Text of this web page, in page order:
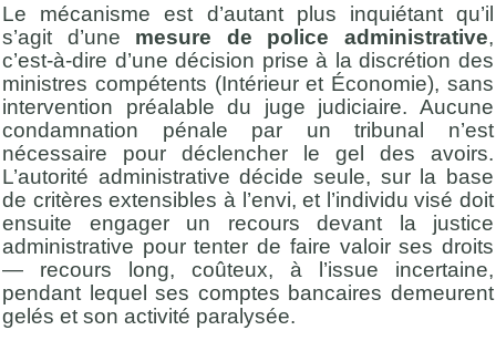
Le mécanisme est d’autant plus inquiétant qu’il
s’agit d’une mesure de police administrative,
c’est-à-dire d’une décision prise à la discrétion des
ministres compétents (Intérieur et Économie), sans
intervention préalable du juge judiciaire. Aucune
condamnation pénale par un tribunal n’est
nécessaire pour déclencher le gel des avoirs.
L’autorité administrative décide seule, sur la base
de critères extensibles à l’envi, et l’individu visé doit
ensuite engager un recours devant la justice
administrative pour tenter de faire valoir ses droits
— recours long, coûteux, à l’issue incertaine,
pendant lequel ses comptes bancaires demeurent
gelés et son activité paralysée.